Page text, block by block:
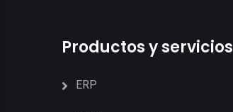
Productos y servicios
ERP